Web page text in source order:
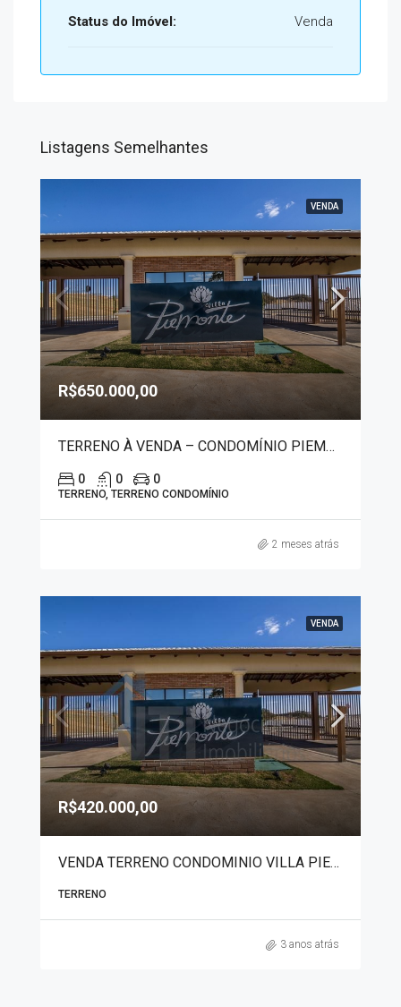
Status do Imóvel: Venda
Listagens Semelhantes
VENDA
R$650.000,00
TERRENO À VENDA – CONDOMÍNIO PIEMONTE 3986
0 0 0
TERRENO, TERRENO CONDOMÍNIO
2 meses atrás
VENDA
R$420.000,00
VENDA TERRENO CONDOMINIO VILLA PIEMONTE 7345
TERRENO
3 anos atrás